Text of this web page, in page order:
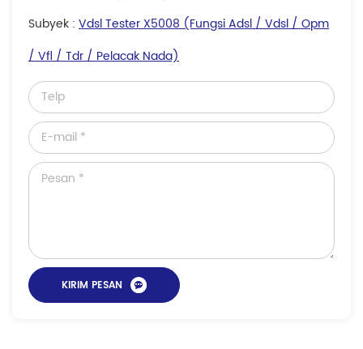
Subyek : Vdsl Tester X5008 (fungsi Adsl / Vdsl / Opm
/ Vfl / Tdr / Pelacak Nada)